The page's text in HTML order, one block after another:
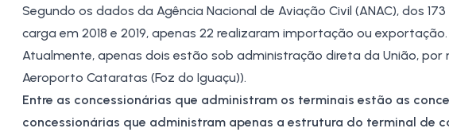
Segundo os dados da Agência Nacional de Aviação Civil (ANAC), dos
carga em 2018 e 2019, apenas 22 realizaram importação ou exportação.
Atualmente, apenas dois estão sob administração direta da União,
Aeroporto Cataratas (Foz do Iguaçu)).
Entre as concessionárias que administram os terminais estão as
concessionárias que administram apenas a estrutura do terminal de